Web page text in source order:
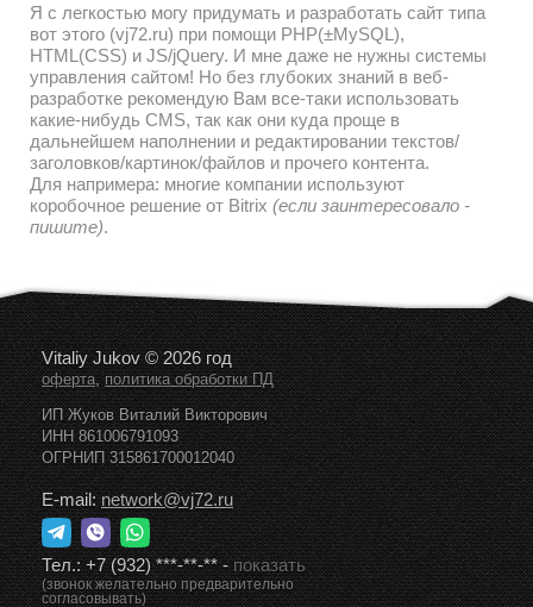
Я с легкостью могу придумать и разработать сайт типа
вот этого (vj72.ru) при помощи PHP(±MySQL),
HTML(CSS) и JS/jQuery. И мне даже не нужны системы
управления сайтом! Но без глубоких знаний в веб-
разработке рекомендую Вам все-таки использовать
какие-нибудь CMS, так как они куда проще в
дальнейшем наполнении и редактировании текстов/
заголовков/картинок/файлов и прочего контента.
Для напримера: многие компании используют
коробочное решение от Bitrix (если заинтересовало -
пишите).
Vitaliy Jukov © 2026 год
оферта,политика обработки ПД
ИП Жуков Виталий Викторович
ИНН 861006791093
ОГРНИП 315861700012040
E-mail:network@vj72.ru
Тел.:+7 (932) ***-**-**-показать
(звонок желательно предварительно
согласовывать)